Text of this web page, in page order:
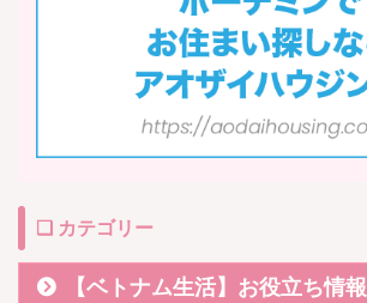
❏ カテゴリー
【ベトナム生活】お役立ち情報